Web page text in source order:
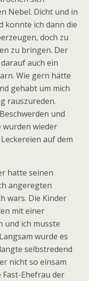
Nebel. Dicht und in
konnte ich dann die
doch zu
zu bringen. Der
auch ein
Wie gern hätte
gehabt um mich
rauszureden.
und
wurden wieder
auf dem
hatte seinen
angeregten
wars. Die Kinder
mit einer
und ich musste
wurde es
selbstredend
nicht so einsam
Ehefrau der